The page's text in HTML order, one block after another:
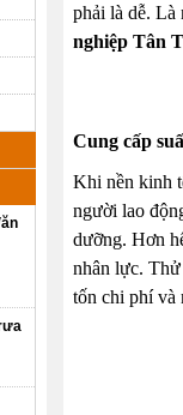
phải là dễ. Là
nghiệp Tân
Cung cấp
Khi nền kinh
người lao
dưỡng. Hơn
nhân lực. Thử
tốn chi phí và